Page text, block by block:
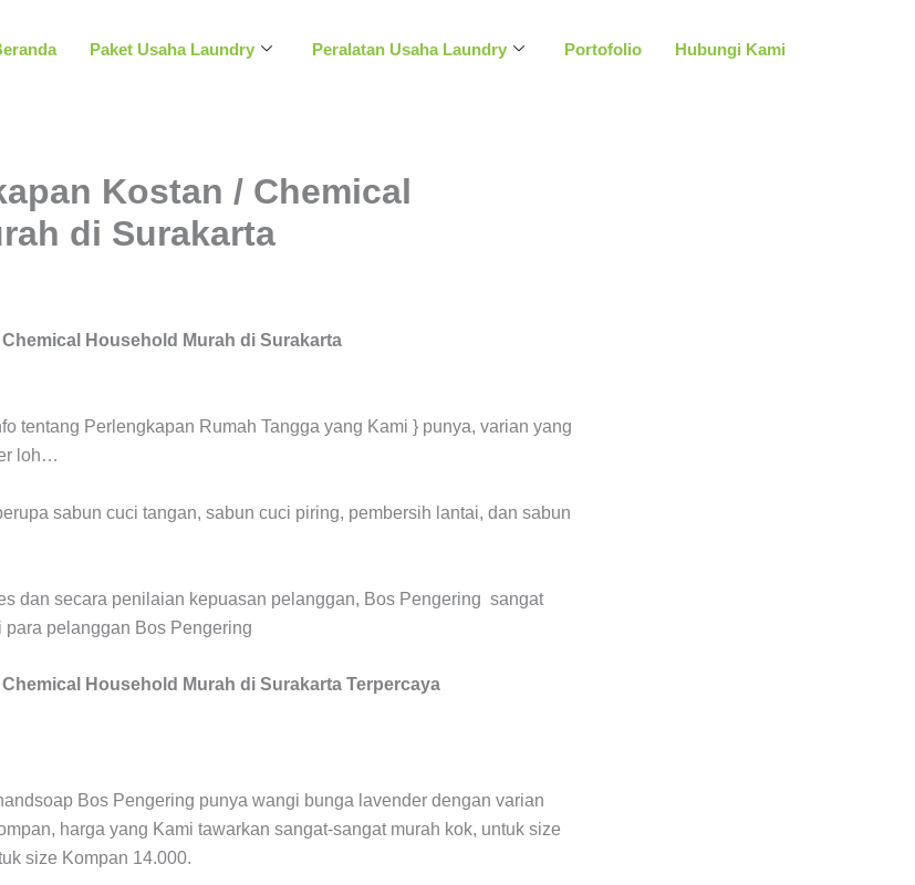
Paket Usaha Laundry Peralatan Usaha Laundry Portofolio Hubungi Kami
Kostan / Chemical
di Surakarta
Household Murah di Surakarta
tentang Perlengkapan Rumah Tangga yang Kami } punya, varian yang
loh…
sabun cuci tangan, sabun cuci piring, pembersih lantai, dan sabun
dan secara penilaian kepuasan pelanggan, Bos Pengering sangat
para pelanggan Bos Pengering
Household Murah di Surakarta Terpercaya
Bos Pengering punya wangi bunga lavender dengan varian
harga yang Kami tawarkan sangat-sangat murah kok, untuk size
size Kompan 14.000.